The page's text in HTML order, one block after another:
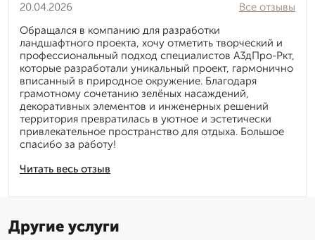
20.04.2026
Читать весь отзыв
Все отзывы
Обращался в компанию для разработки
ландшафтного проекта, хочу отметить творческий и
профессиональный подход специалистов А3дПро-Ркт,
которые разработали уникальный проект, гармонично
вписанный в природное окружение. Благодаря
грамотному сочетанию зелёных насаждений,
декоративных элементов и инженерных решений
территория превратилась в уютное и эстетически
привлекательное пространство для отдыха. Большое
спасибо за работу!
Другие услуги